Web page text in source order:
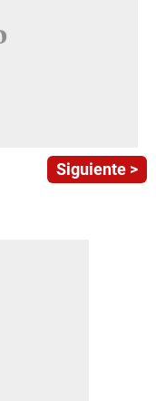
Siguiente >